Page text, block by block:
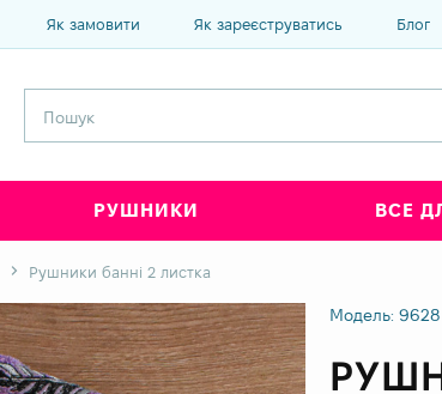
Як замовити Як зареєструватись Блог
РУШНИКИ ВСЕ
Рушники банні 2 листка
Модель: 9628